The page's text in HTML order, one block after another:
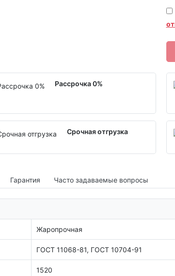
Рассрочка 0%
Срочная отгрузка
Гарантия Часто задаваемые вопросы
Жаропрочная
ГОСТ 11068-81, ГОСТ 10704-91
1520